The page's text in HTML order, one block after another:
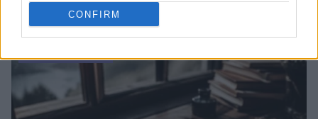
CONFIRM
sua affascinante storia
Alessandro Tassinari · 8 Ago 2026